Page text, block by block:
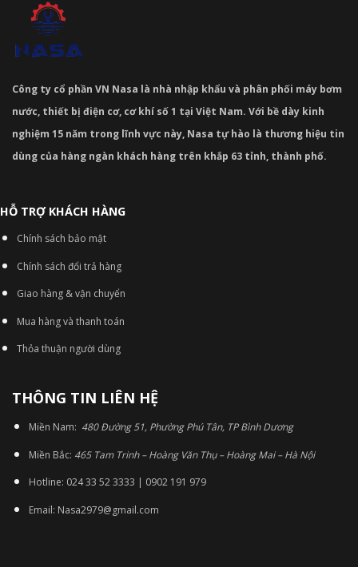
Công ty cổ phần VN Nasa là nhà nhập khẩu và phân phối máy bơm
nước, thiết bị điện cơ, cơ khí số 1 tại Việt Nam. Với bề dày kinh
nghiệm 15 năm trong lĩnh vực này, Nasa tự hào là thương hiệu tin
dùng của hàng ngàn khách hàng trên khắp 63 tỉnh, thành phố.
HỖ TRỢ KHÁCH HÀNG
Chính sách bảo mật
Chính sách đổi trả hàng
Giao hàng & vận chuyển
Mua hàng và thanh toán
Thỏa thuận người dùng
THÔNG TIN LIÊN HỆ
Miền Nam: 480 Đường 51, Phường Phú Tân, TP Bình Dương
Miền Bắc: 465 Tam Trinh – Hoàng Văn Thụ – Hoàng Mai – Hà Nội
Hotline: 024 33 52 3333 | 0902 191 979
Email: Nasa2979@gmail.com